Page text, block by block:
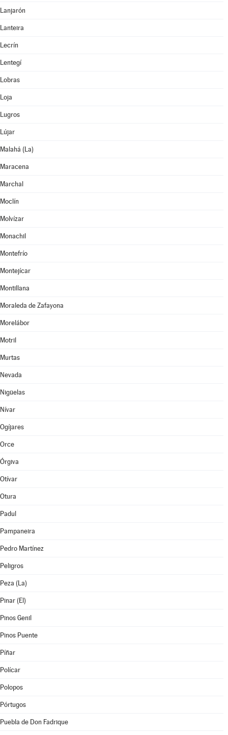
Lanjarón
Lanteira
Lecrín
Lentegí
Lobras
Loja
Lugros
Lújar
Malahá (La)
Maracena
Marchal
Moclín
Molvízar
Monachil
Montefrío
Montejícar
Montillana
Moraleda de Zafayona
Morelábor
Motril
Murtas
Nevada
Nigüelas
Nívar
Ogíjares
Orce
Órgiva
Otívar
Otura
Padul
Pampaneira
Pedro Martínez
Peligros
Peza (La)
Pinar (El)
Pinos Genil
Pinos Puente
Píñar
Polícar
Polopos
Pórtugos
Puebla de Don Fadrique